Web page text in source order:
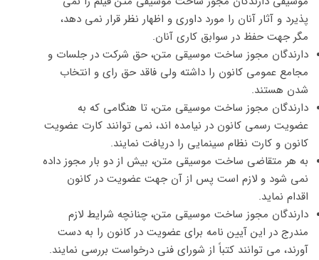
پذیرد و آثار آنان را مورد داوری و اظهار نظر قرار نمی دهد،
مگر جهت حفظ در سوابق کاری آنان.
دارندگان مجوز ساخت موسیقی متن، حق شرکت در جلسات و
مجامع عمومی کانون را داشته ولی فاقد حق رای و انتخاب
شدن هستند.
دارندگان مجوز ساخت موسیقی متن، تا هنگامی که به
عضویت رسمی کانون در نیامده اند، نمی توانند کارت عضویت
کانون و کارت نظام سینمایی را دریافت نمایند.
به هر متقاضی ساخت موسیقی متن، بیش از دو بار مجوز داده
نمی شود و لازم است پس از آن جهت عضویت در کانون
اقدام نماید.
دارندگان مجوز ساخت موسیقی متن، چنانچه شرایط لازم
مندرج در این آیین نامه برای عضویت در کانون را به دست
آورند، می توانند کتباً از شورای فنی درخواست بررسی نمایند.